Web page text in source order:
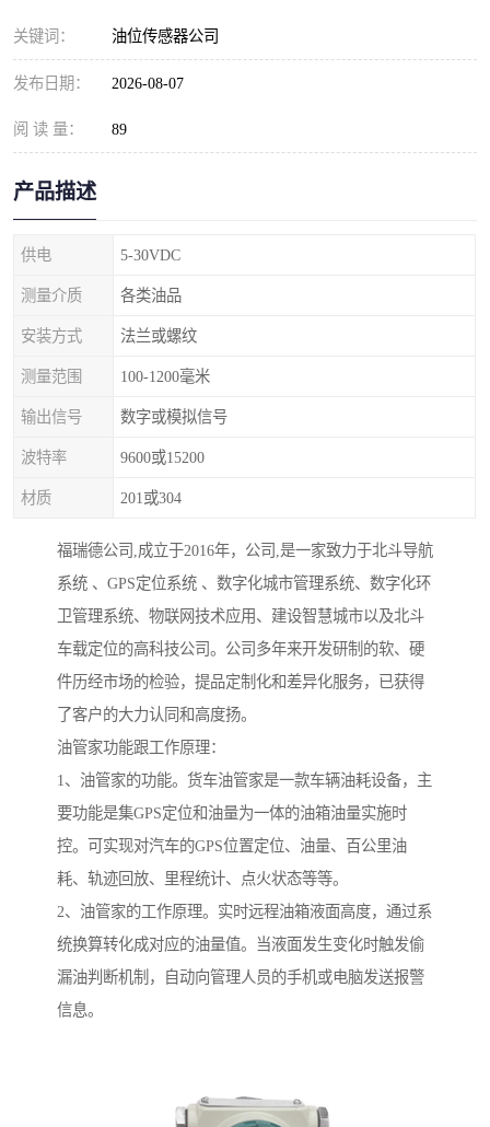
关键词： 油位传感器公司
发布日期： 2026-08-07
阅 读 量： 89
产品描述
供电 5-30VDC
测量介质 各类油品
安装方式 法兰或螺纹
测量范围 100-1200毫米
输出信号 数字或模拟信号
波特率 9600或15200
材质 201或304
福瑞德公司,成立于2016年，公司,是一家致力于北斗导航
系统 、GPS定位系统 、数字化城市管理系统、数字化环
卫管理系统、物联网技术应用、建设智慧城市以及北斗
车载定位的高科技公司。公司多年来开发研制的软、硬
件历经市场的检验，提品定制化和差异化服务，已获得
了客户的大力认同和高度扬。
油管家功能跟工作原理：
1、油管家的功能。货车油管家是一款车辆油耗设备，主
要功能是集GPS定位和油量为一体的油箱油量实施时
控。可实现对汽车的GPS位置定位、油量、百公里油
耗、轨迹回放、里程统计、点火状态等等。
2、油管家的工作原理。实时远程油箱液面高度，通过系
统换算转化成对应的油量值。当液面发生变化时触发偷
漏油判断机制，自动向管理人员的手机或电脑发送报警
信息。